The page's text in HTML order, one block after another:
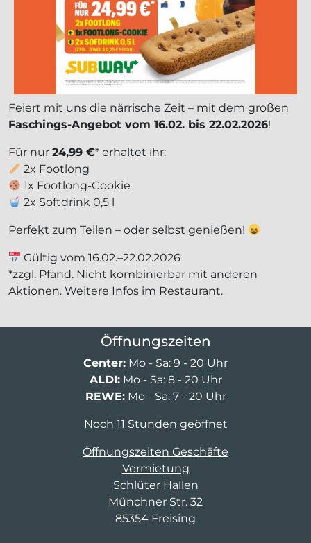
Feiert mit uns die närrische Zeit – mit dem großen
Faschings-Angebot vom 16.02. bis 22.02.2026!
Für nur 24,99 €* erhaltet ihr:
2x Footlong
1x Footlong-Cookie
2x Softdrink 0,5 l
Perfekt zum Teilen – oder selbst genießen!
Gültig vom 16.02.–22.02.2026
*zzgl. Pfand. Nicht kombinierbar mit anderen
Aktionen. Weitere Infos im Restaurant.
Öffnungszeiten
Center: Mo - Sa: 9 - 20 Uhr
ALDI:Mo - Sa: 8 - 20 Uhr
REWE:Mo - Sa: 7 - 20 Uhr
Noch 11 Stunden geöffnet
Öffnungszeiten Geschäfte
Vermietung
Schlüter Hallen
Münchner Str. 32
85354 Freising